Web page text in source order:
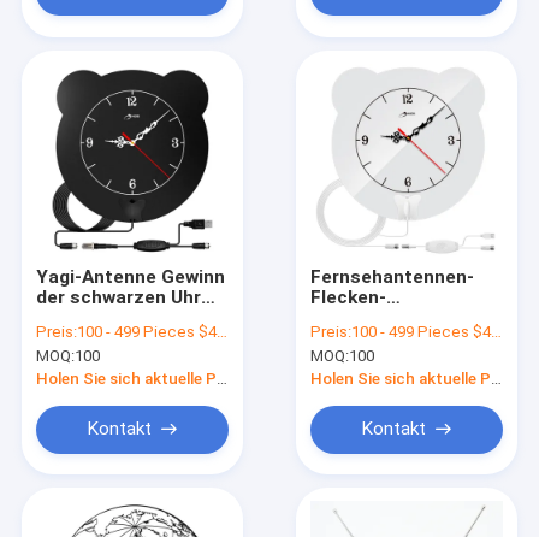
Produkte
Videos
VR Show
Qualitätskontrolle
Treten Sie mit uns in Verbindung
Fälle
Yagi-Antenne Gewinn
der schwarzen Uhr
Innen-Gewinn 20dB
Preis:100 - 499 Pieces $4.6 1000 - 2999 Pieces $4.20 >=3000 Pieces $3.50
MOQ:100
Holen Sie sich aktuelle Preis
Kontakt
Fernsehantennen-
Flecken-
verstärker 4K 1080p
Innenhdtv-Digital
Preis:100 - 499 Pieces $4.6 1000 - 2999 Pieces $4.20 >=3000 Pieces $3.50
MOQ:100
Holen Sie sich aktuelle Preis
Kontakt